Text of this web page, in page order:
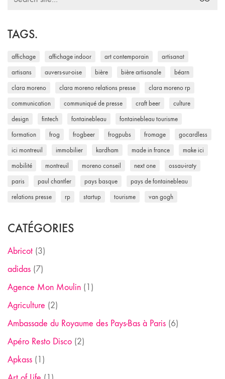
TAGS.
affichage affichage indoor art contemporain artisanat
artisans auvers-sur-oise bière bière artisanale béarn
clara moreno clara moreno relations presse clara moreno rp
communication communiqué de presse craft beer culture
design fintech fontainebleau fontainebleau tourisme
formation frog frogbeer frogpubs fromage gocardless
ici montreuil immobilier kardham made in france make ici
mobilité montreuil moreno conseil next one ossau-iraty
paris paul chantler pays basque pays de fontainebleau
relations presse rp startup tourisme van gogh
CATÉGORIES
Abricot (3)
adidas (7)
Agence Mon Moulin (1)
Agriculture (2)
Ambassade du Royaume des Pays-Bas à Paris (6)
Apéro Resto Disco (2)
Apkass (1)